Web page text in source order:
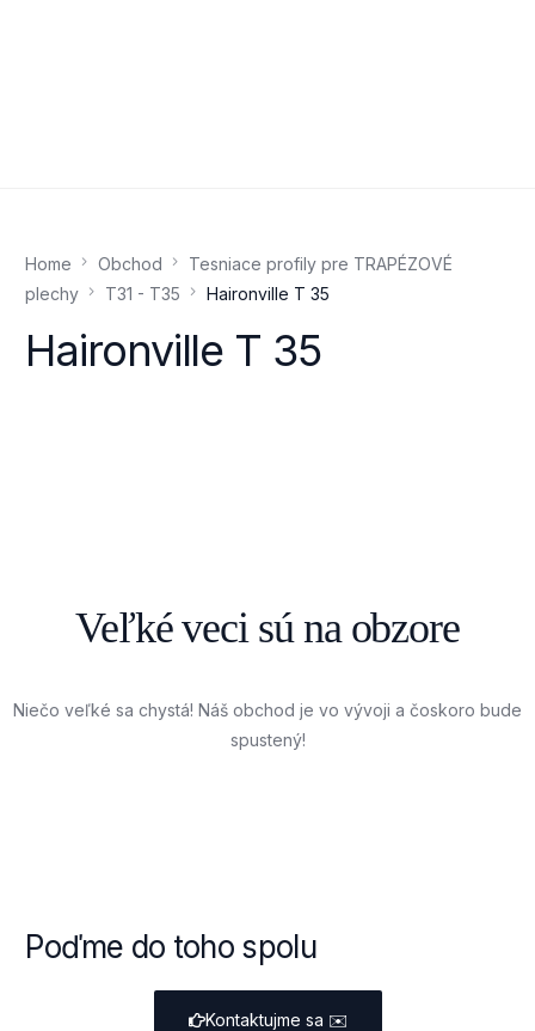
Home Obchod
Tesniace profily pre TRAPÉZOVÉ
plechy
T31 - T35 Haironville T 35
Haironville T 35
Veľké veci sú na obzore
Niečo veľké sa chystá! Náš obchod je vo vývoji a čoskoro bude
spustený!
Poďme do toho spolu
Kontaktujme sa ✉️